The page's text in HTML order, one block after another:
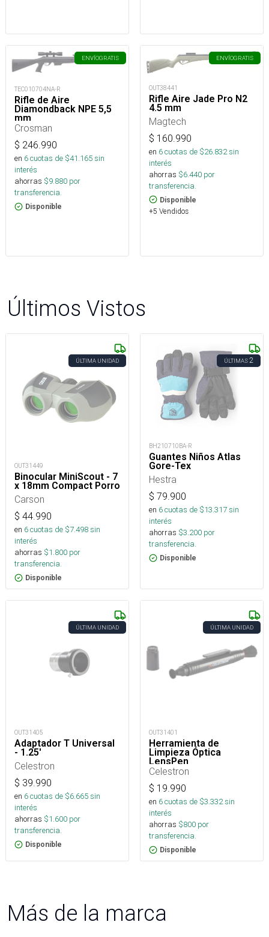
ENVÍOGRATIS
TEC010704NA-R
Rifle de Aire
Diamondback NPE 5,5
mm
Crosman
$ 246.990
en 6cuotas de $41.165sin
interés
ahorras $9.880 por
transferencia.
Disponible
ENVÍOGRATIS
OUT38441
Rifle Aire Jade Pro N2
4.5 mm
Magtech
$ 160.990
en 6cuotas de $26.832sin
interés
ahorras $6.440 por
transferencia.
Disponible
+5 Vendidos
Últimos Vistos
ÚLTIMA UNIDAD
OUT31449
Binocular MiniScout - 7
x 18mm Compact Porro
Carson
$ 44.990
en 6cuotas de $7.498sin
interés
ahorras $1.800 por
transferencia.
Disponible
ÚLTIMAS2
BH210710BA-R
Guantes Niños Atlas
Gore-Tex
Hestra
$ 79.900
en 6cuotas de $13.317sin
interés
ahorras $3.200 por
transferencia.
Disponible
ÚLTIMA UNIDAD
OUT31405
Adaptador T Universal
- 1.25'
Celestron
$ 39.990
en 6cuotas de $6.665sin
interés
ahorras $1.600 por
transferencia.
Disponible
ÚLTIMA UNIDAD
OUT31401
Herramienta de
Limpieza Óptica
LensPen
Celestron
$ 19.990
en 6cuotas de $3.332sin
interés
ahorras $800 por
transferencia.
Disponible
Más de la marca